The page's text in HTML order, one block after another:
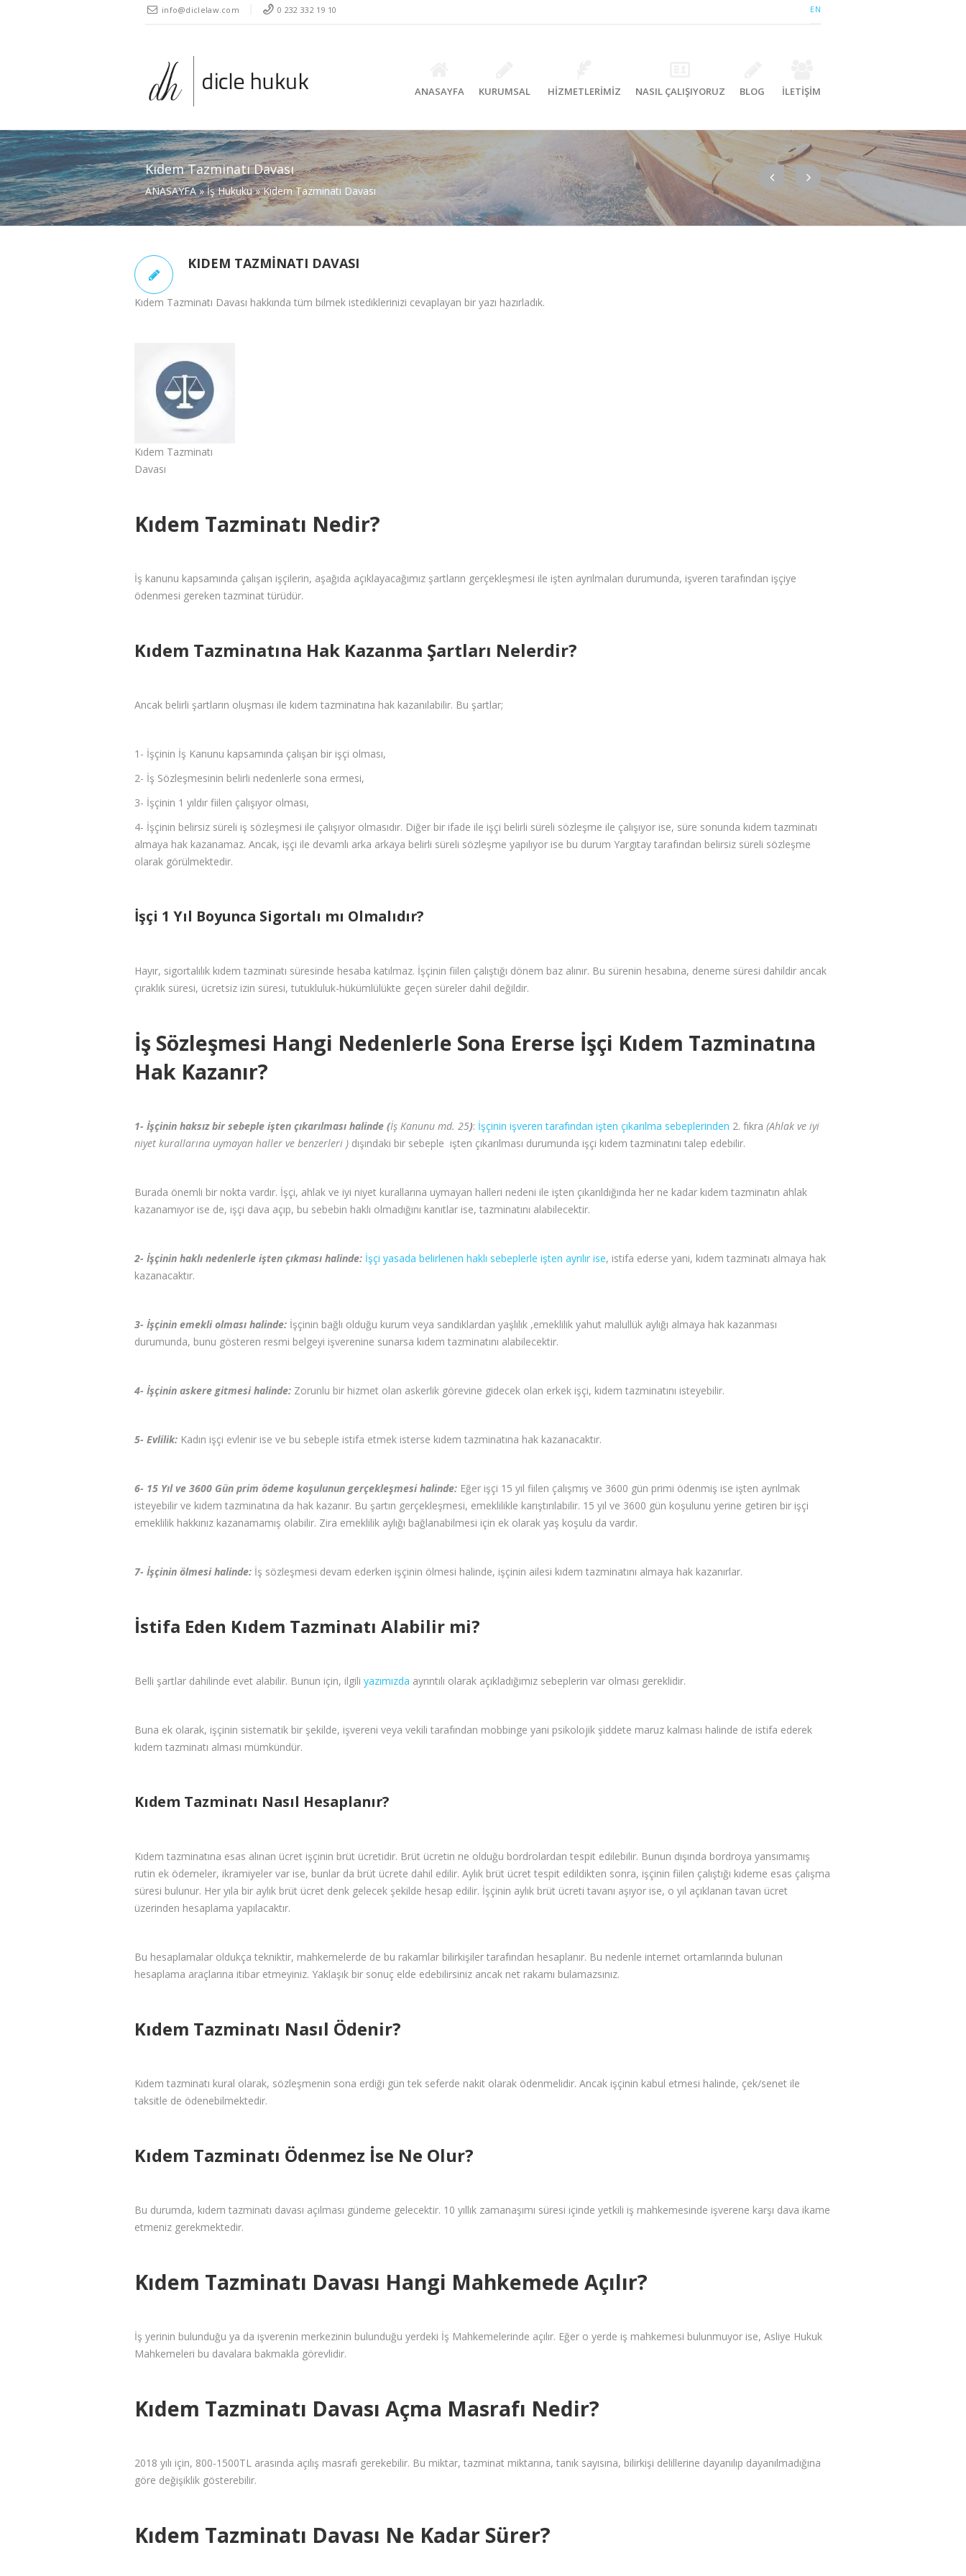
EN
info@diclelaw.com 0 232 332 19 10
ANASAYFA KURUMSAL HİZMETLERİMİZ NASIL ÇALIŞIYORUZ BLOG İLETİŞİM
Kıdem Tazminatı Davası
ANASAYFA » İş Hukuku »Kıdem Tazminatı Davası
KIDEM TAZMINATI DAVASI
Kıdem Tazminatı Davası hakkında tüm bilmek istediklerinizi cevaplayan bir yazı hazırladık.
Kıdem Tazminatı
Davası
Kıdem Tazminatı Nedir?
İş kanunu kapsamında çalışan işçilerin, aşağıda açıklayacağımız şartların gerçekleşmesi ile işten ayrılmaları durumunda, işveren tarafından işçiye
ödenmesi gereken tazminat türüdür.
Kıdem Tazminatına Hak Kazanma Şartları Nelerdir?
Ancak belirli şartların oluşması ile kıdem tazminatına hak kazanılabilir. Bu şartlar;
1- İşçinin İş Kanunu kapsamında çalışan bir işçi olması,
2- İş Sözleşmesinin belirli nedenlerle sona ermesi,
3- İşçinin 1 yıldır fiilen çalışıyor olması,
4- İşçinin belirsiz süreli iş sözleşmesi ile çalışıyor olmasıdır. Diğer bir ifade ile işçi belirli süreli sözleşme ile çalışıyor ise, süre sonunda kıdem tazminatı
almaya hak kazanamaz. Ancak, işçi ile devamlı arka arkaya belirli süreli sözleşme yapılıyor ise bu durum Yargıtay tarafından belirsiz süreli sözleşme
olarak görülmektedir.
İşçi 1 Yıl Boyunca Sigortalı mı Olmalıdır?
Hayır, sigortalılık kıdem tazminatı süresinde hesaba katılmaz. İşçinin fiilen çalıştığı dönem baz alınır. Bu sürenin hesabına, deneme süresi dahildir ancak
çıraklık süresi, ücretsiz izin süresi, tutukluluk-hükümlülükte geçen süreler dahil değildir.
İş Sözleşmesi Hangi Nedenlerle Sona Ererse İşçi Kıdem Tazminatına
Hak Kazanır?
1- İşçinin haksız bir sebeple işten çıkarılması halinde (İş Kanunu md. 25): İşçinin işveren tarafından işten çıkarılma sebeplerinden 2. fıkra (Ahlak ve iyi
niyet kurallarına uymayan haller ve benzerleri ) dışındaki bir sebeple işten çıkarılması durumunda işçi kıdem tazminatını talep edebilir.
Burada önemli bir nokta vardır. İşçi, ahlak ve iyi niyet kurallarına uymayan halleri nedeni ile işten çıkarıldığında her ne kadar kıdem tazminatın ahlak
kazanamıyor ise de, işçi dava açıp, bu sebebin haklı olmadığını kanıtlar ise, tazminatını alabilecektir.
2- İşçinin haklı nedenlerle işten çıkması halinde: İşçi yasada belirlenen haklı sebeplerle işten ayrılır ise, istifa ederse yani, kıdem tazminatı almaya hak
kazanacaktır.
3- İşçinin emekli olması halinde: İşçinin bağlı olduğu kurum veya sandıklardan yaşlılık ,emeklilik yahut malullük aylığı almaya hak kazanması
durumunda, bunu gösteren resmi belgeyi işverenine sunarsa kıdem tazminatını alabilecektir.
4- İşçinin askere gitmesi halinde: Zorunlu bir hizmet olan askerlik görevine gidecek olan erkek işçi, kıdem tazminatını isteyebilir.
5- Evlilik: Kadın işçi evlenir ise ve bu sebeple istifa etmek isterse kıdem tazminatına hak kazanacaktır.
6- 15 Yıl ve 3600 Gün prim ödeme koşulunun gerçekleşmesi halinde: Eğer işçi 15 yıl fiilen çalışmış ve 3600 gün primi ödenmiş ise işten ayrılmak
isteyebilir ve kıdem tazminatına da hak kazanır. Bu şartın gerçekleşmesi, emeklilikle karıştırılabilir. 15 yıl ve 3600 gün koşulunu yerine getiren bir işçi
emeklilik hakkınız kazanamamış olabilir. Zira emeklilik aylığı bağlanabilmesi için ek olarak yaş koşulu da vardır.
7- İşçinin ölmesi halinde: İş sözleşmesi devam ederken işçinin ölmesi halinde, işçinin ailesi kıdem tazminatını almaya hak kazanırlar.
İstifa Eden Kıdem Tazminatı Alabilir mi?
Belli şartlar dahilinde evet alabilir. Bunun için, ilgili yazımızda ayrıntılı olarak açıkladığımız sebeplerin var olması gereklidir.
Buna ek olarak, işçinin sistematik bir şekilde, işvereni veya vekili tarafından mobbinge yani psikolojik şiddete maruz kalması halinde de istifa ederek
kıdem tazminatı alması mümkündür.
Kıdem Tazminatı Nasıl Hesaplanır?
Kıdem tazminatına esas alınan ücret işçinin brüt ücretidir. Brüt ücretin ne olduğu bordrolardan tespit edilebilir. Bunun dışında bordroya yansımamış
rutin ek ödemeler, ikramiyeler var ise, bunlar da brüt ücrete dahil edilir. Aylık brüt ücret tespit edildikten sonra, işçinin fiilen çalıştığı kıdeme esas çalışma
süresi bulunur. Her yıla bir aylık brüt ücret denk gelecek şekilde hesap edilir. İşçinin aylık brüt ücreti tavanı aşıyor ise, o yıl açıklanan tavan ücret
üzerinden hesaplama yapılacaktır.
Bu hesaplamalar oldukça tekniktir, mahkemelerde de bu rakamlar bilirkişiler tarafından hesaplanır. Bu nedenle internet ortamlarında bulunan
hesaplama araçlarına itibar etmeyiniz. Yaklaşık bir sonuç elde edebilirsiniz ancak net rakamı bulamazsınız.
Kıdem Tazminatı Nasıl Ödenir?
Kıdem tazminatı kural olarak, sözleşmenin sona erdiği gün tek seferde nakit olarak ödenmelidir. Ancak işçinin kabul etmesi halinde, çek/senet ile
taksitle de ödenebilmektedir.
Kıdem Tazminatı Ödenmez İse Ne Olur?
Bu durumda, kıdem tazminatı davası açılması gündeme gelecektir. 10 yıllık zamanaşımı süresi içinde yetkili iş mahkemesinde işverene karşı dava ikame
etmeniz gerekmektedir.
Kıdem Tazminatı Davası Hangi Mahkemede Açılır?
İş yerinin bulunduğu ya da işverenin merkezinin bulunduğu yerdeki İş Mahkemelerinde açılır. Eğer o yerde iş mahkemesi bulunmuyor ise, Asliye Hukuk
Mahkemeleri bu davalara bakmakla görevlidir.
Kıdem Tazminatı Davası Açma Masrafı Nedir?
2018 yılı için, 800-1500TL arasında açılış masrafı gerekebilir. Bu miktar, tazminat miktarına, tanık sayısına, bilirkişi delillerine dayanılıp dayanılmadığına
göre değişiklik gösterebilir.
Kıdem Tazminatı Davası Ne Kadar Sürer?